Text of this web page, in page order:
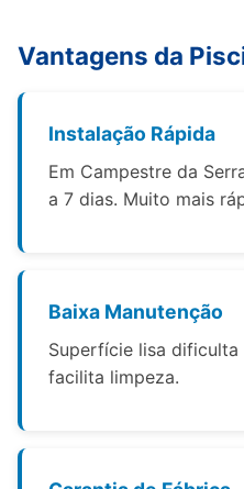
Vantagens da
Instalação Rápida
Em Campestre da
a 7 dias. Muito mais
Baixa Manutenção
Superfície lisa
facilita limpeza.